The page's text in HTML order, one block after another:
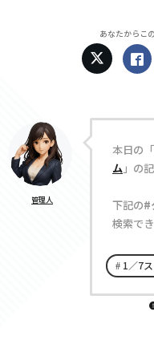
あなたからこ
管理人
本日の「
ム」の
下記の#
検索でき
1／7